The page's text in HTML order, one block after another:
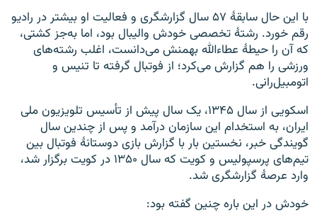
با این حال سابقهٔ ۵۷ سال گزارشگری و فعالیت او بیشتر در رادیو
رقم خورد. رشتهٔ تخصصی خودش والیبال بود، اما به‌جز کشتی،
که آن را حیطهٔ عطاءالله بهمنش می‌دانست، اغلب رشته‌های
ورزشی را هم گزارش می‌کرد؛ از فوتبال گرفته تا تنیس و
اتومبیل‌رانی.
اسکویی از سال ۱۳۴۵، یک سال پیش از تأسیس تلویزیون ملی
ایران، به استخدام این سازمان درآمد و پس از چندین سال
گویندگی خبر، نخستین بار با گزارش بازی دوستانهٔ فوتبال بین
تیم‌های پرسپولیس و کویت که سال ۱۳۵۰ در کویت برگزار شد،
وارد عرصهٔ گزارشگری شد.
خودش در این باره چنین گفته بود: